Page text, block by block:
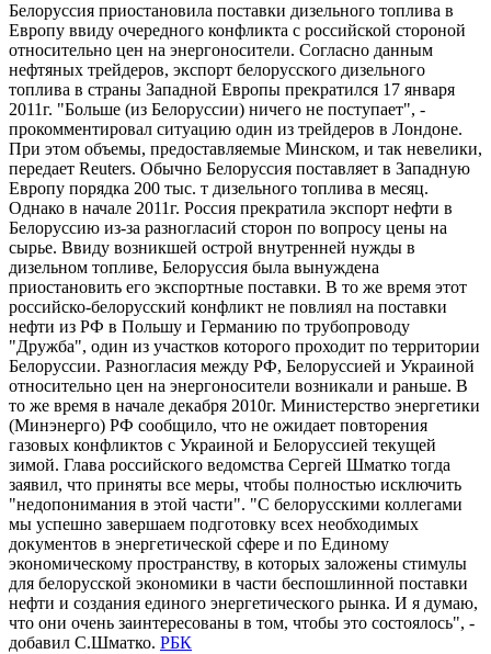
Белоруссия приостановила поставки дизельного топлива в
Европу ввиду очередного конфликта с российской стороной
относительно цен на энергоносители. Согласно данным
нефтяных трейдеров, экспорт белорусского дизельного
топлива в страны Западной Европы прекратился 17 января
2011г. "Больше (из Белоруссии) ничего не поступает", -
прокомментировал ситуацию один из трейдеров в Лондоне.
При этом объемы, предоставляемые Минском, и так невелики,
передает Reuters. Обычно Белоруссия поставляет в Западную
Европу порядка 200 тыс. т дизельного топлива в месяц.
Однако в начале 2011г. Россия прекратила экспорт нефти в
Белоруссию из-за разногласий сторон по вопросу цены на
сырье. Ввиду возникшей острой внутренней нужды в
дизельном топливе, Белоруссия была вынуждена
приостановить его экспортные поставки. В то же время этот
российско-белорусский конфликт не повлиял на поставки
нефти из РФ в Польшу и Германию по трубопроводу
"Дружба", один из участков которого проходит по территории
Белоруссии. Разногласия между РФ, Белоруссией и Украиной
относительно цен на энергоносители возникали и раньше. В
то же время в начале декабря 2010г. Министерство энергетики
(Минэнерго) РФ сообщило, что не ожидает повторения
газовых конфликтов с Украиной и Белоруссией текущей
зимой. Глава российского ведомства Сергей Шматко тогда
заявил, что приняты все меры, чтобы полностью исключить
"недопонимания в этой части". "С белорусскими коллегами
мы успешно завершаем подготовку всех необходимых
документов в энергетической сфере и по Единому
экономическому пространству, в которых заложены стимулы
для белорусской экономики в части беспошлинной поставки
нефти и создания единого энергетического рынка. И я думаю,
что они очень заинтересованы в том, чтобы это состоялось", -
добавил С.Шматко. РБК